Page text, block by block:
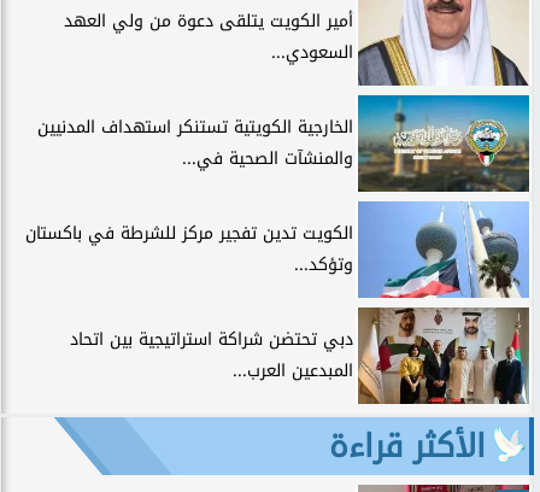
أمير الكويت يتلقى دعوة من ولي العهد
السعودي...
الخارجية الكويتية تستنكر استهداف المدنيين
والمنشآت الصحية في...
الكويت تدين تفجير مركز للشرطة في باكستان
وتؤكد...
دبي تحتضن شراكة استراتيجية بين اتحاد
المبدعين العرب...
الأكثر قراءة